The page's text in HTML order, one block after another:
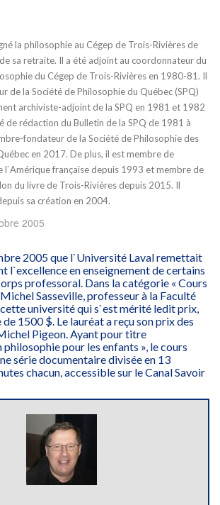
la philosophie au Cégep de Trois-Rivières de
sa retraite. Il a été adjoint au coordonnateur du
du Cégep de Trois-Rivières en 1980-81. Il
de la Société de Philosophie du Québec (SPQ)
archiviste-adjoint de la SPQ en 1981 et 1982
de rédaction du Bulletin de la SPQ de 1981 à
fondateur de la Société de Philosophie des
en 2017. De plus, il est membre de
française depuis 1993 et membre de
du livre de Trois-Rivières depuis 2015. Il
sa création en 2004.
2005
2005 que l`Université Laval remettait
l`excellence en enseignement de certains
professoral. Dans la catégorie « Cours
Sasseville, professeur à la Faculté
université qui s`est mérité ledit prix,
1500 $. Le lauréat a reçu son prix des
Pigeon. Ayant pour titre
philosophie pour les enfants », le cours
série documentaire divisée en 13
chacun, accessible sur le Canal Savoir